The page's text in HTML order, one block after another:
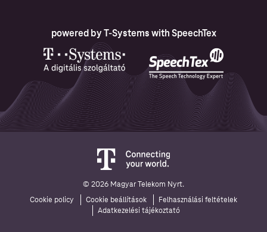
powered by T-Systems with SpeechTex
© 2026 Magyar Telekom Nyrt.
Cookie policy
Cookie beállítások
Felhasználási feltételek
Adatkezelési tájékoztató